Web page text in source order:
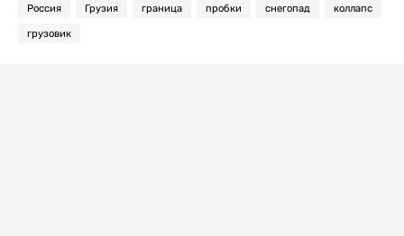
Россия Грузия граница пробки снегопад коллапс
грузовик